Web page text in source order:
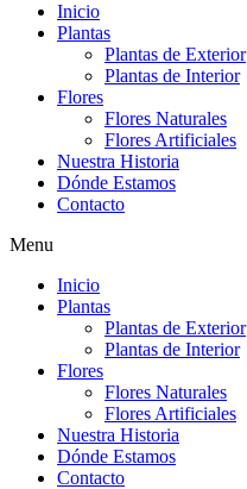
Inicio
Plantas
Plantas de Exterior
Plantas de Interior
Flores
Flores Naturales
Flores Artificiales
Nuestra Historia
Dónde Estamos
Contacto
Menu
Inicio
Plantas
Plantas de Exterior
Plantas de Interior
Flores
Flores Naturales
Flores Artificiales
Nuestra Historia
Dónde Estamos
Contacto